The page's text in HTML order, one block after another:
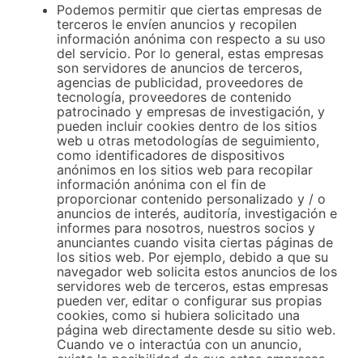
Podemos permitir que ciertas empresas de
terceros le envíen anuncios y recopilen
información anónima con respecto a su uso
del servicio. Por lo general, estas empresas
son servidores de anuncios de terceros,
agencias de publicidad, proveedores de
tecnología, proveedores de contenido
patrocinado y empresas de investigación, y
pueden incluir cookies dentro de los sitios
web u otras metodologías de seguimiento,
como identificadores de dispositivos
anónimos en los sitios web para recopilar
información anónima con el fin de
proporcionar contenido personalizado y / o
anuncios de interés, auditoría, investigación e
informes para nosotros, nuestros socios y
anunciantes cuando visita ciertas páginas de
los sitios web. Por ejemplo, debido a que su
navegador web solicita estos anuncios de los
servidores web de terceros, estas empresas
pueden ver, editar o configurar sus propias
cookies, como si hubiera solicitado una
página web directamente desde su sitio web.
Cuando ve o interactúa con un anuncio,